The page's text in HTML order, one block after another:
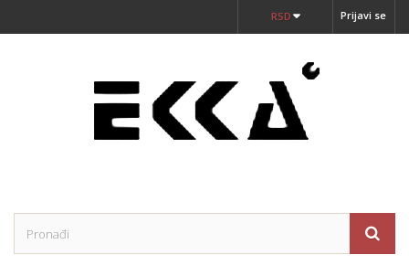
Prijavi se
RSD